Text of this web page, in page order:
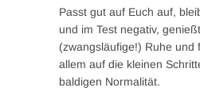
Passt gut auf Euch auf,
und im Test negativ,
(zwangsläufige!) Ruhe und
allem auf die kleinen
baldigen Normalität.